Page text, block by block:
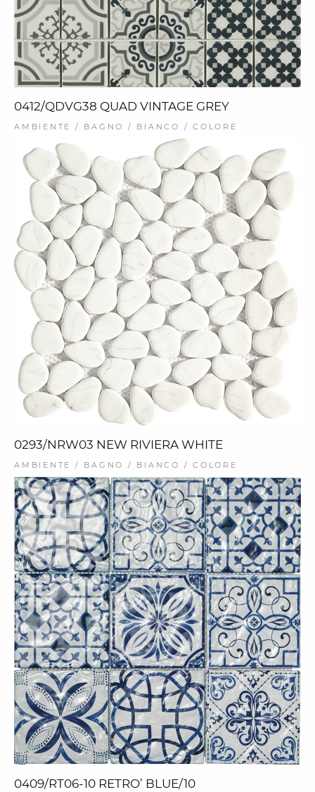
0412/QDVG38 QUAD VINTAGE GREY
AMBIENTE / BAGNO / BIANCO / COLORE
0293/NRW03 NEW RIVIERA WHITE
AMBIENTE / BAGNO / BIANCO / COLORE
0409/RT06-10 RETRO’ BLUE/10